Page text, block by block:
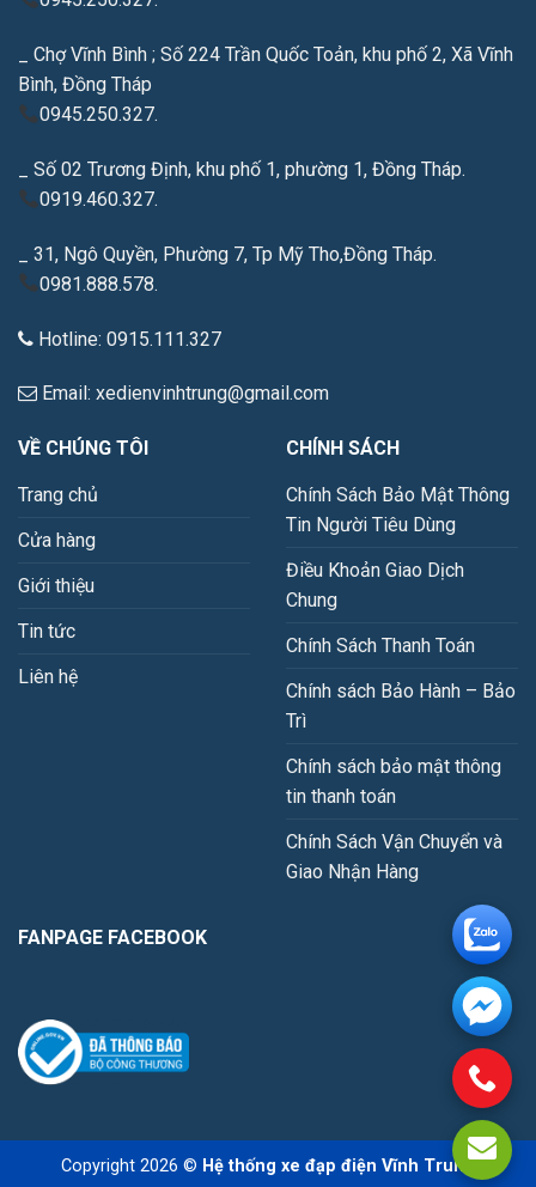
_ Chợ Vĩnh Bình ; Số 224 Trần Quốc Toản, khu phố 2, Xã Vĩnh
Bình, Đồng Tháp
0945.250.327.
_ Số 02 Trương Định, khu phố 1, phường 1, Đồng Tháp.
0919.460.327.
_ 31, Ngô Quyền, Phường 7, Tp Mỹ Tho,Đồng Tháp.
0981.888.578.
Hotline: 0915.111.327
Email: xedienvinhtrung@gmail.com
VỀ CHÚNG TÔI
Trang chủ
Cửa hàng
Giới thiệu
Tin tức
Liên hệ
CHÍNH SÁCH
Chính Sách Bảo Mật Thông
Tin Người Tiêu Dùng
Điều Khoản Giao Dịch
Chung
Chính Sách Thanh Toán
Chính sách Bảo Hành – Bảo
Trì
Chính sách bảo mật thông
tin thanh toán
Chính Sách Vận Chuyển và
Giao Nhận Hàng
FANPAGE FACEBOOK
Copyright 2026 © Hệ thống xe đạp điện Vĩnh Trung